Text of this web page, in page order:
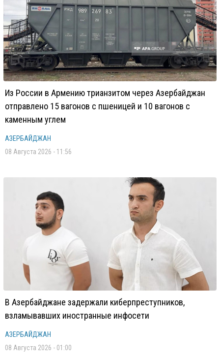
Из России в Армению трианзитом через Азербайджан
отправлено 15 вагонов с пшеницей и 10 вагонов с
каменным углем
АЗЕРБАЙДЖАН
08 Августа 2026 - 11:56
В Азербайджане задержали киберпреступников,
взламывавших иностранные инфосети
АЗЕРБАЙДЖАН
08 Августа 2026 - 01:00